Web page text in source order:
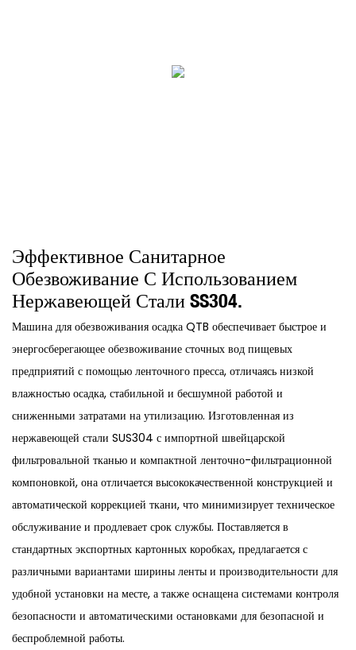
Эффективное Санитарное
Обезвоживание С Использованием
Нержавеющей Стали SS304.
Машина для обезвоживания осадка QTB обеспечивает быстрое и
энергосберегающее обезвоживание сточных вод пищевых
предприятий с помощью ленточного пресса, отличаясь низкой
влажностью осадка, стабильной и бесшумной работой и
сниженными затратами на утилизацию. Изготовленная из
нержавеющей стали SUS304 с импортной швейцарской
фильтровальной тканью и компактной ленточно-фильтрационной
компоновкой, она отличается высококачественной конструкцией и
автоматической коррекцией ткани, что минимизирует техническое
обслуживание и продлевает срок службы. Поставляется в
стандартных экспортных картонных коробках, предлагается с
различными вариантами ширины ленты и производительности для
удобной установки на месте, а также оснащена системами контроля
безопасности и автоматическими остановками для безопасной и
беспроблемной работы.